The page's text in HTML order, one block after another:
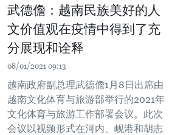
武德儋：越南民族美好的人
文价值观在疫情中得到了充
分展现和诠释
08/01/2021 09:13
越南政府副总理武德儋1月8日出席由
越南文化体育与旅游部举行的2021年
文化体育与旅游工作部署会议。此次
会议以视频形式在河内、岘港和胡志